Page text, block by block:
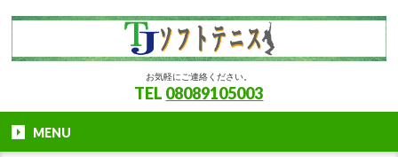
お気軽にご連絡ください。
TEL 08089105003
MENU